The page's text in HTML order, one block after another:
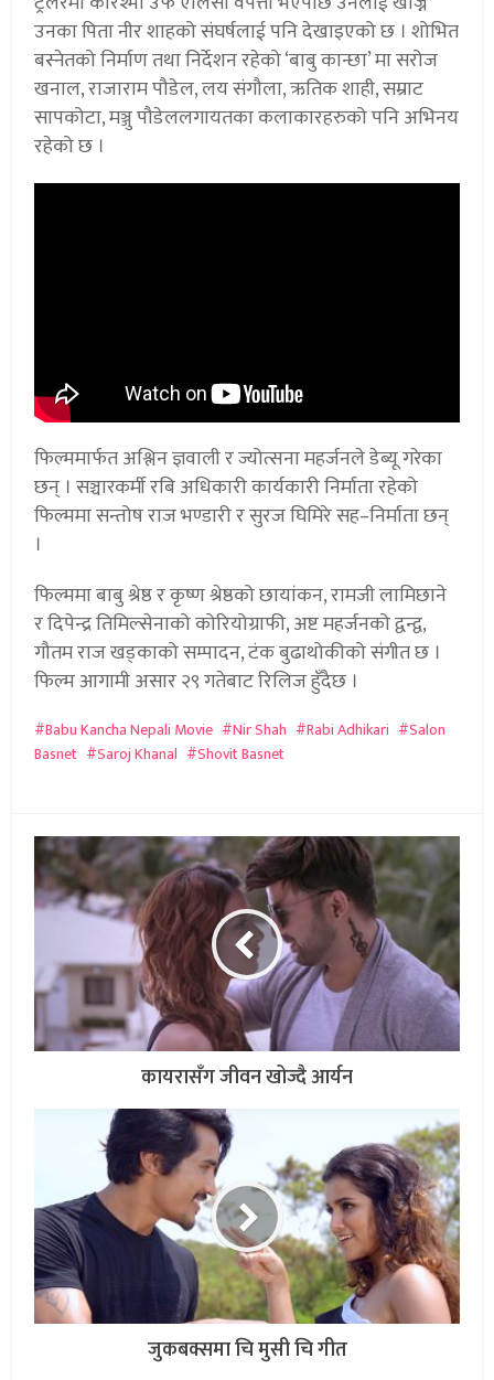
उनका पिता नीर शाहको संघर्षलाई पनि देखाइएको छ । शोभित
बस्नेतको निर्माण तथा निर्देशन रहेको ‘बाबु कान्छा’ मा सरोज
खनाल, राजाराम पौडेल, लय संगौला, ऋतिक शाही, सम्राट
सापकोटा, मञ्जु पौडेललगायतका कलाकारहरुको पनि अभिनय
रहेको छ ।
फिल्ममार्फत अश्लिन ज्ञवाली र ज्योत्सना महर्जनले डेब्यू गरेका
छन् । सञ्चारकर्मी रबि अधिकारी कार्यकारी निर्माता रहेको
फिल्ममा सन्तोष राज भण्डारी र सुरज घिमिरे सह–निर्माता छन्
।
फिल्ममा बाबु श्रेष्ठ र कृष्ण श्रेष्ठको छायांकन, रामजी लामिछाने
र दिपेन्द्र तिमिल्सेनाको कोरियोग्राफी, अष्ट महर्जनको द्वन्द्व,
गौतम राज खड्काको सम्पादन, टंक बुढाथोकीको संगीत छ ।
फिल्म आगामी असार २९ गतेबाट रिलिज हुँदैछ ।
Babu Kancha Nepali Movie Nir Shah Rabi Adhikari
Salon
Basnet
Saroj Khanal Shovit Basnet
कायरासँग जीवन खोज्दै आर्यन
जुकबक्समा चि मुसी चि गीत